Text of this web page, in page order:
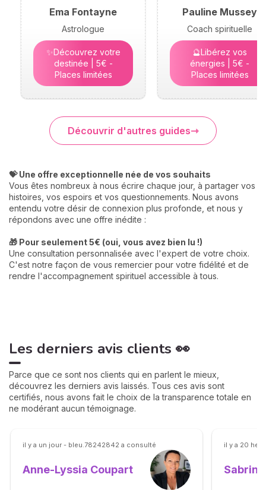
Ema Fontayne
Astrologue
✨Découvrez votre
destinée | 5€ -
Places limitées
Pauline Mussey
Coach spirituelle
🔮Libérez vos
énergies | 5€ -
Places limitées
Découvrir d'autres guides
💝 Une offre exceptionnelle née de vos souhaits
Vous êtes nombreux à nous écrire chaque jour, à partager vos
histoires, vos espoirs et vos questionnements. Nous avons
entendu votre désir de connexion plus profonde, et nous y
répondons avec une offre inédite :
🎁 Pour seulement 5€ (oui, vous avez bien lu !)
Une consultation personnalisée avec l'expert de votre choix.
C'est notre façon de vous remercier pour votre fidélité et de
rendre l'accompagnement spirituel accessible à tous.
Les derniers avis clients 👀
Parce que ce sont nos clients qui en parlent le mieux,
découvrez les derniers avis laissés. Tous ces avis sont
certifiés, nous avons fait le choix de la transparence totale en
ne modérant aucun témoignage.
il y a un jour - bleu.78242842 a consulté
Anne-Lyssia Coupart
il y a 20